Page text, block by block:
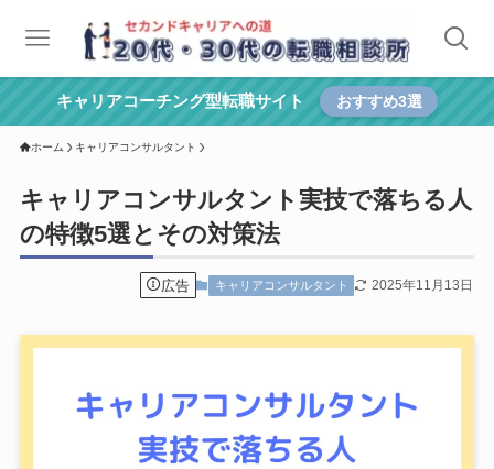
キャリアコーチング型転職サイト おすすめ3選
ホーム キャリアコンサルタント
キャリアコンサルタント実技で落ちる人
の特徴5選とその対策法
広告 キャリアコンサルタント 2025年11月13日